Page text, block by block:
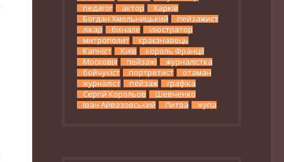
педагог
актор
Харків
Богдан Хмельницький
пейзажист
лікар
бієнале
ілюстратор
митрополит
краєзнавець
Капніст
Київ
король Франції
Московія
пейзажі
журналістка
бойчукіст
портретист
отаман
журналіст
пейзаж
графіка
Сергій Корольов
Шевченко
Іван Айвазовський
Литва жупа